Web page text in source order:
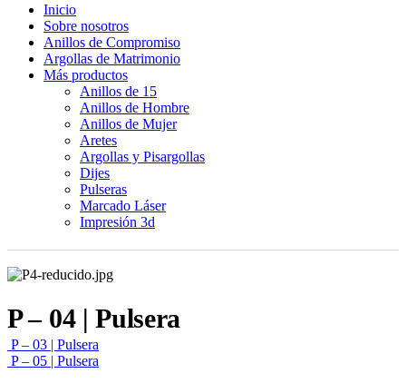
Inicio
Sobre nosotros
Anillos de Compromiso
Argollas de Matrimonio
Más productos
Anillos de 15
Anillos de Hombre
Anillos de Mujer
Aretes
Argollas y Pisargollas
Dijes
Pulseras
Marcado Láser
Impresión 3d
P – 04 | Pulsera
P – 03 | Pulsera
P – 05 | Pulsera